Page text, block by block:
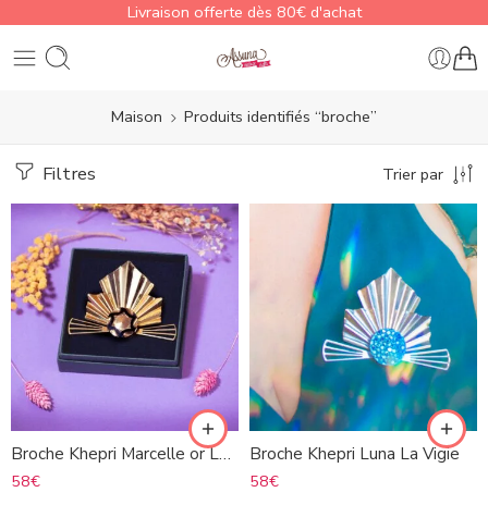
Livraison offerte dès 80€ d'achat
Maison Produits identifiés “broche”
Filtres Trier par
Broche Khepri Marcelle or La Vigie
58€
Broche Khepri Luna La Vigie
58€